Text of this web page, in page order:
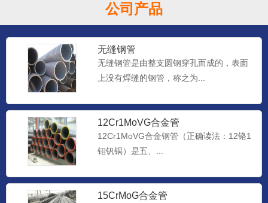
公司产品
无缝钢管
无缝钢管是由整支圆钢穿孔而成的，表面
上没有焊缝的钢管，称之为...
12Cr1MoVG合金管
12Cr1MoVG合金钢管（正确读法：12铬1
钼钒锅）是五、...
15CrMoG合金管